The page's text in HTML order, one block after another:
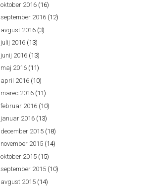
oktober 2016 (16)
september 2016 (12)
avgust 2016 (3)
julij 2016 (13)
junij 2016 (13)
maj 2016 (11)
april 2016 (10)
marec 2016 (11)
februar 2016 (10)
januar 2016 (13)
december 2015 (18)
november 2015 (14)
oktober 2015 (15)
september 2015 (10)
avgust 2015 (14)